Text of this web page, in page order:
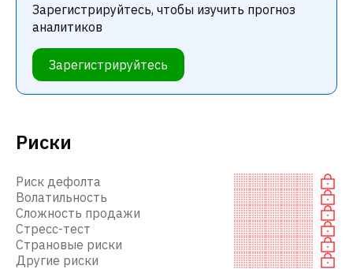
Риски
Риск дефолта
Волатильность
Сложность продажи
Стресс-тест
Страновые риски
Другие риски
Зарегистрируйтесь, чтобы изучить прогноз
аналитиков
Зарегистрируйтесь